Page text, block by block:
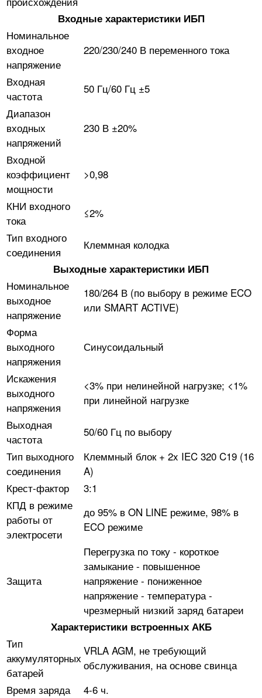
Входные характеристики ИБП
Номинальное
входное
напряжение
220/230/240 В переменного тока
Входная
частота
50 Гц/60 Гц ±5
Диапазон
входных
напряжений
230 В ±20%
Входной
коэффициент
мощности
>0,98
КНИ входного
тока
≤2%
Тип входного
соединения
Клеммная колодка
Выходные характеристики ИБП
Номинальное
выходное
напряжение
180/264 В (по выбору в режиме ECO
или SMART ACTIVE)
Форма
выходного
напряжения
Синусоидальный
Искажения
выходного
напряжения
<3% при нелинейной нагрузке; <1%
при линейной нагрузке
Выходная
частота
50/60 Гц по выбору
Тип выходного
соединения
Клеммный блок + 2x IEC 320 C19 (16
A)
Крест-фактор
3:1
КПД в режиме
работы от
электросети
до 95% в ON LINE режиме, 98% в
ECO режиме
Защита
Перегрузка по току - короткое
замыкание - повышенное
напряжение - пониженное
напряжение - температура -
чрезмерный низкий заряд батареи
Характеристики встроенных АКБ
Тип
аккумуляторных
батарей
VRLA AGM, не требующий
обслуживания, на основе свинца
Время заряда
4-6 ч.